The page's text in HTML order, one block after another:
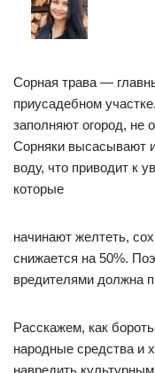
Сорная трава —
приусадебном
заполняют огород, не
Сорняки высасывают
воду, что приводит к
которые
начинают желтеть,
снижается на 50%.
вредителями должна
Расскажем, как
народные средства и
навредить